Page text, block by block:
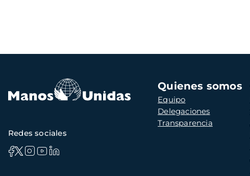
Navegación
principal
Quienes somos
Equipo
Delegaciones
Transparencia
Redes sociales